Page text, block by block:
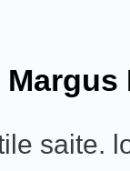
saite.